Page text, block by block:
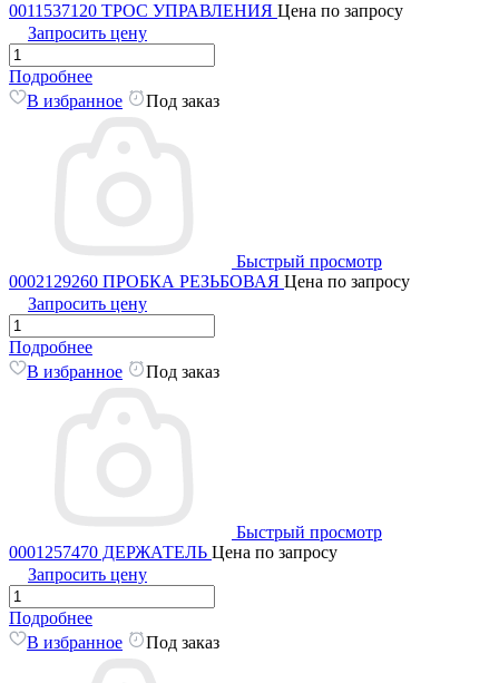
0011537120 ТРОС УПРАВЛЕНИЯ Цена по запросу
Запросить цену
Подробнее
В избранное
Под заказ
Быстрый просмотр
0002129260 ПРОБКА РЕЗЬБОВАЯ Цена по запросу
Запросить цену
Подробнее
В избранное
Под заказ
Быстрый просмотр
0001257470 ДЕРЖАТЕЛЬ Цена по запросу
Запросить цену
Подробнее
В избранное
Под заказ